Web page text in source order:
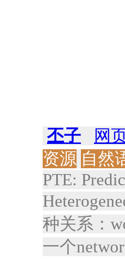
丕子 网
资源 自然
PTE:
种关系：
一个